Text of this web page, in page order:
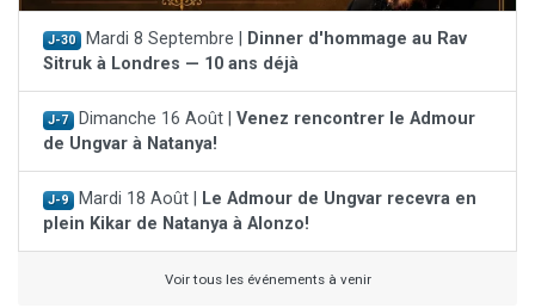
J-30 Mardi 8 Septembre |
Dinner d'hommage au Rav
Sitruk à Londres — 10 ans déjà
J-7 Dimanche 16 Août | Venez rencontrer le Admour
de Ungvar à Natanya!
J-9 Mardi 18 Août |
Le Admour de Ungvar recevra en
plein Kikar de Natanya à Alonzo!
Voir tous les événements à venir